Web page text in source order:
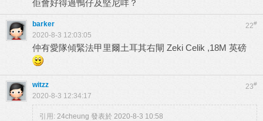
佢會好得過鴨仔及堅尼咩？
22#
barker
2020-8-3 12:03:05
仲有愛隊傾緊法甲里爾土耳其右閘 Zeki Celik ,18M 英磅
23#
witzz
2020-8-3 12:34:17
引用: 24cheung 發表於 2020-8-3 10:58